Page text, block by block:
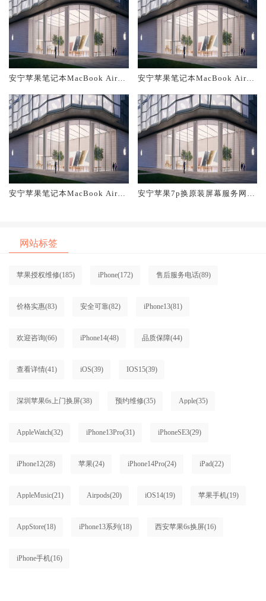
安宁苹果笔记本MacBook Air换
安宁苹果笔记本MacBook Air换
安宁苹果笔记本MacBook Air换
安宁苹果7p换原装屏幕服务网点
网站标签
苹果授权维修(185) iPhone(172) 售后服务电话(89)
价格实惠(83) 安全可靠(82) iPhone13(81)
欢迎咨询(66) iPhone14(48) 品质保障(44)
查看详情(41) iOS(39) IOS15(39)
深圳苹果6s上门换屏(38) 预约维修(35) Apple(35)
AppleWatch(32) iPhone13Pro(31) iPhoneSE3(29)
iPhone12(28) 苹果(24) iPhone14Pro(24) iPad(22)
AppleMusic(21) Airpods(20) iOS14(19) 苹果手机(19)
AppStore(18) iPhone13系列 (18) 西安苹果6s换屏(16)
iPhone手机(16)